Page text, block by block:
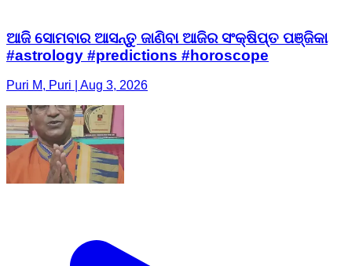
ଆଜି ସୋମବାର ଆସନ୍ତୁ ଜାଣିବା ଆଜିର ସଂକ୍ଷିପ୍ତ ପଞ୍ଜିକା
#astrology #predictions #horoscope
Puri M, Puri | Aug 3, 2026